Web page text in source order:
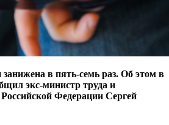
в пять-семь раз. Об этом в
экс-министр труда и
Федерации Сергей